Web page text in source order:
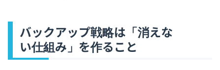
バックアップ戦略は「消えな
い仕組み」を作ること